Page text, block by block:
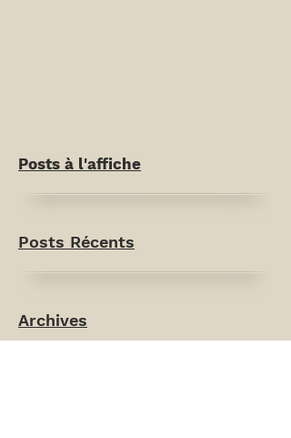
Posts à l'affiche
Posts Récents
Archives